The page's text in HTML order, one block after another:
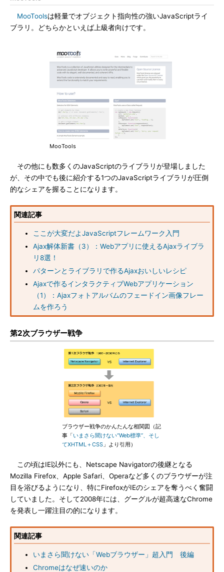
MooToolsは軽量でオブジェクト指向性の強いJavaScriptライ
ブラリ。どちらかといえば上級者向けです。
MooTools
その他にも数多くのJavaScriptのライブラリが登場しました
が、その中でも後に紹介する1つのJavaScriptライブラリが圧倒
的なシェアを握ることになります。
関連記事
ここが大変だよJavaScriptフレームワーク入門
Ajax解体新書（3）：Webアプリに使えるAjaxライブラ
リ8選！
パターンとライブラリで作るAjaxおいしいレシピ
Ajaxで作るインタラクティブWebアプリケーション
（1）：Ajaxフォトアルバムのフェードイン画像フレー
ムを作ろう
第2次ブラウザー戦争
ブラウザー戦争のかんたんな相関図（記
事「いまさら聞けない“Web標準”、そし
てXHTML＋CSS 」より引用）
この頃はIE以外にも、Netscape Navigatorの後継となる
Mozilla Firefox、Apple Safari、Operaなど多くのブラウザーが注
目を浴びるようになり、特にFirefoxがIEのシェアを奪うべく奮闘
していました。そして2008年には、グーグルが超高速なChrome
を発表し一躍注目の的になります。
関連記事
いまさら聞けない「Webブラウザー」超入門 後編
Chromeはなぜ速いのか